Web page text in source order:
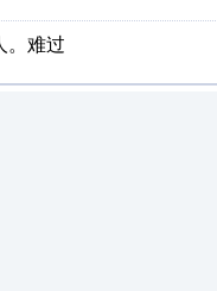
。难过